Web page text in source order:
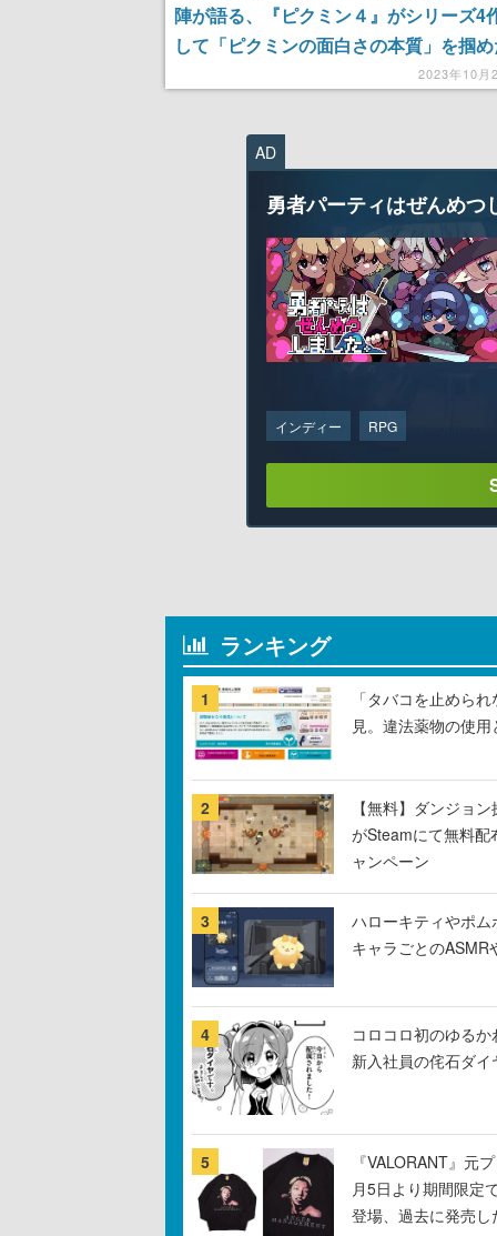
陣が語る、『ピクミン４』がシリーズ4
して「ピクミンの面白さの本質」を掴
2023年10月
AD
勇者パーティはぜんめつ
インディー RPG
ランキング
1
「タバコを止めら
見。違法薬物の使
2
【無料】ダンジョ
がSteamにて無料
ャンペーン
3
ハローキティやポム
キャラごとのASMR
4
コロコロ初のゆる
新入社員の侘石ダ
5
『VALORANT』元
月5日より期間限定
登場、過去に発売し